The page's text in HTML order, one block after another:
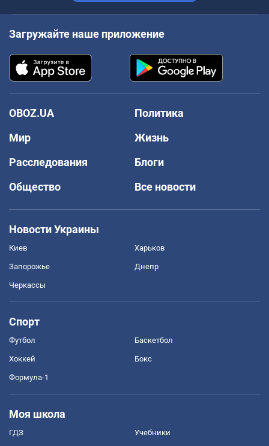
Загружайте наше приложение
OBOZ.UA
Политика
Мир
Жизнь
Расследования
Блоги
Общество
Все новости
Новости Украины
Киев Харьков
Запорожье Днепр
Черкассы
Спорт
Футбол Баскетбол
Хоккей Бокс
Формула-1
Моя школа
ГДЗ Учебники